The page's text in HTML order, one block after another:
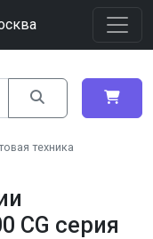
техника
CG серия